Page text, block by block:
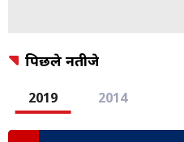
पिछले नतीजे
2019 2014